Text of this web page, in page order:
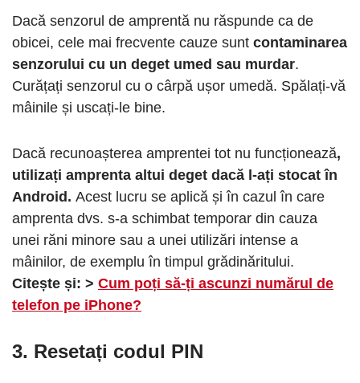
Dacă senzorul de amprentă nu răspunde ca de
obicei, cele mai frecvente cauze sunt contaminarea
senzorului cu un deget umed sau murdar.
Curățați senzorul cu o cârpă ușor umedă. Spălați-vă
mâinile și uscați-le bine.
Dacă recunoașterea amprentei tot nu funcționează,
utilizați amprenta altui deget dacă l-ați stocat în
Android. Acest lucru se aplică și în cazul în care
amprenta dvs. s-a schimbat temporar din cauza
unei răni minore sau a unei utilizări intense a
mâinilor, de exemplu în timpul grădinăritului.
Citește și: > Cum poți să-ți ascunzi numărul de
telefon pe iPhone?
3. Resetați codul PIN